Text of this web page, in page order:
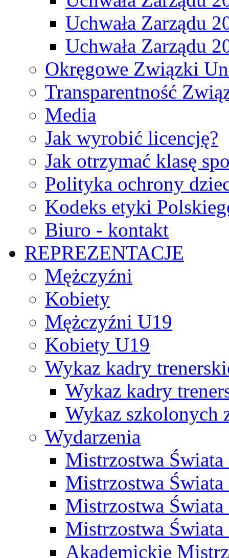
Uchwała Zarządu
Uchwała Zarządu
Okręgowe Związki
Transparentność
Media
Jak wyrobić licencję?
Jak otrzymać klasę
Polityka ochrony
Kodeks etyki
Biuro - kontakt
REPREZENTACJE
Mężczyźni
Kobiety
Mężczyźni U19
Kobiety U19
Wykaz kadry
Wykaz kadry
Wykaz szkolonych
Wydarzenia
Mistrzostwa
Mistrzostwa
Mistrzostwa
Mistrzostwa
Akademickie